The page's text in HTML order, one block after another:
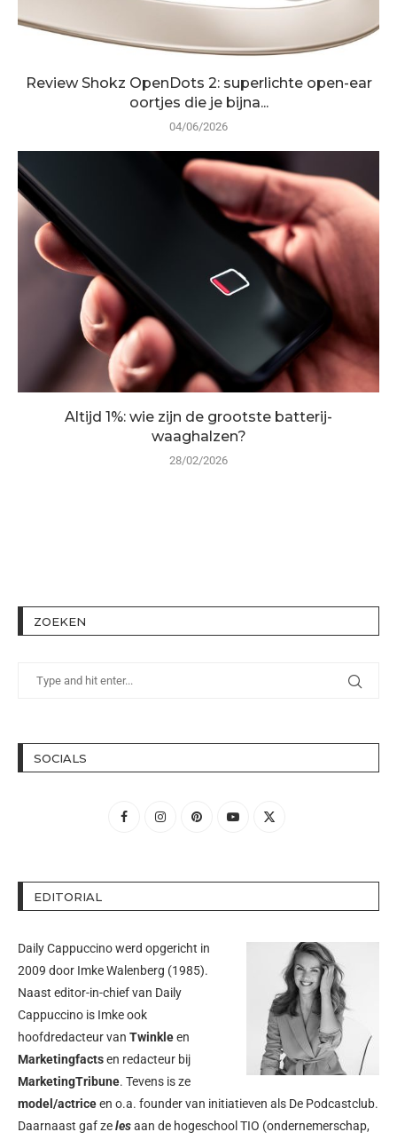
Review Shokz OpenDots 2: superlichte open-ear
oortjes die je bijna...
04/06/2026
Altijd 1%: wie zijn de grootste batterij-
waaghalzen?
28/02/2026
ZOEKEN
SOCIALS
EDITORIAL
Daily Cappuccino werd opgericht in
2009 door Imke Walenberg (1985).
Naast editor-in-chief van Daily
Cappuccino is Imke ook
hoofdredacteur van Twinkleen
Marketingfactsen redacteur bij
MarketingTribune. Tevens is ze
model/actriceen o.a. founder van initiatieven als De Podcastclub.
Daarnaast gaf zelesaan de hogeschool TIO (ondernemerschap,